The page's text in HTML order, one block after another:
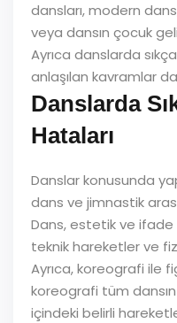
dansları, modern
veya dansın çocuk
Ayrıca danslarda
anlaşılan kavramlar
Danslarda
Hataları
Danslar konusunda
dans ve jimnastik
Dans, estetik ve
teknik hareketler ve
Ayrıca, koreografi ile
koreografi tüm
içindeki belirli